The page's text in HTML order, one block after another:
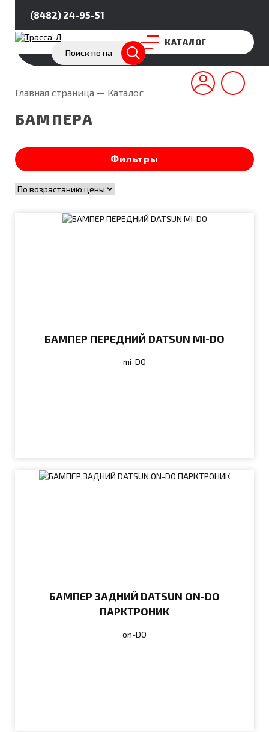
(8482) 24-95-51
Партнёрство О нас
КАТАЛОГ
Главная страница — Каталог
БАМПЕРА
Фильтры
БАМПЕР ПЕРЕДНИЙ DATSUN MI-DO
mi-DO
БАМПЕР ЗАДНИЙ DATSUN ON-DO
ПАРКТРОНИК
on-DO